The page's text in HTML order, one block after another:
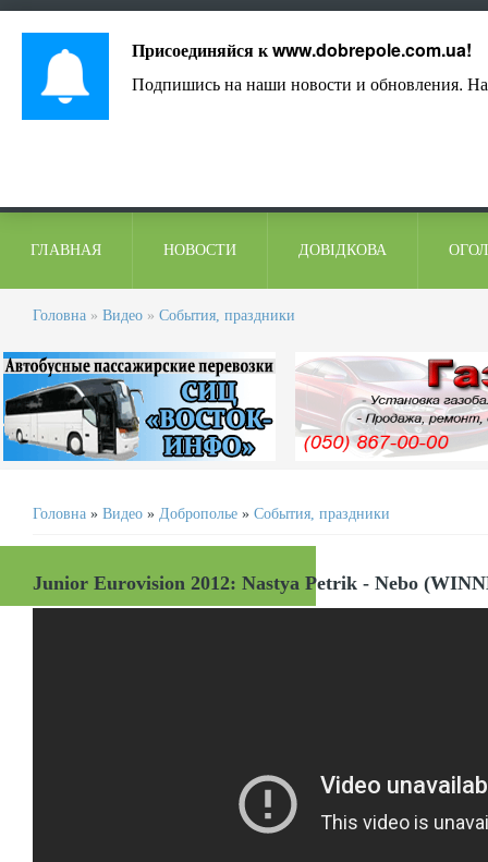
ГЛАВНАЯ НОВОСТИ ДОВІДКОВА
Головна » Видео » События, праздники
Головна » Видео » Доброполье » События, праздники
Junior Eurovision 2012: Nastya Petrik - Nebo
Присоединяйся кwww.dobrepole.com.ua!
Подпишись на наши новости и обновления.